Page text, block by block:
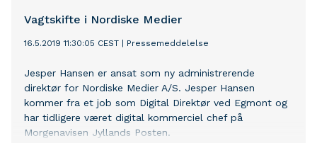
Vagtskifte i Nordiske Medier
16.5.2019 11:30:05 CEST Pressemeddelelse
Jesper Hansen er ansat som ny administrerende
direktør for Nordiske Medier A/S. Jesper Hansen
kommer fra et job som Digital Direktør ved Egmont og
har tidligere været digital kommerciel chef på
Morgenavisen Jyllands Posten.